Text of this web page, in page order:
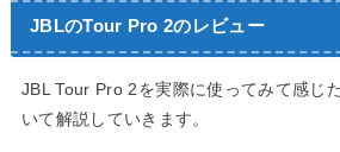
JBLのTour Pro 2のレビュー
JBL Tour Pro 2を実際に使ってみて感じ
いて解説していきます。